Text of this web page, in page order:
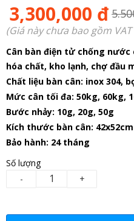
3,300,000 đ
(Giá này chưa bao gồm VAT
Cân bàn điện tử chống nước
hóa chất, kho lạnh, chợ đầu
Chất liệu bàn cân: inox 304,
Mức cân tối đa: 50kg, 60kg,
Bước nhảy: 10g, 20g, 50g
Kích thước bàn cân: 42x52cm
Bảo hành: 24 tháng
Số lượng
-
+